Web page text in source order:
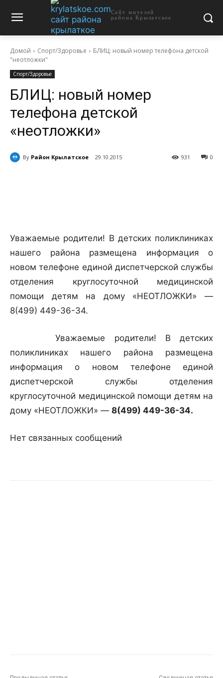
Сайт жителей
района Крылатское
Домой Спорт/Здоровье
БЛИЦ: новый номер телефона детской
"неотложки"
Спорт/Здоровье
БЛИЦ: новый номер
телефона детской
«неотложки»
By Район Крылатское 29.10.2015 0
931
Уважаемые родители! В детских поликлиниках
нашего района размещена информация о
новом телефоне единой диспетчерской службы
отделения круглосуточной медицинской
помощи детям на дому «НЕОТЛОЖКИ» —
8(499) 449-36-34.
Уважаемые родители! В детских
поликлиниках нашего района размещена
информация о новом телефоне единой
диспетчерской службы отделения
круглосуточной медицинской помощи детям на
дому «НЕОТЛОЖКИ» — 8(499) 449-36-34.
Нет связанных сообщений